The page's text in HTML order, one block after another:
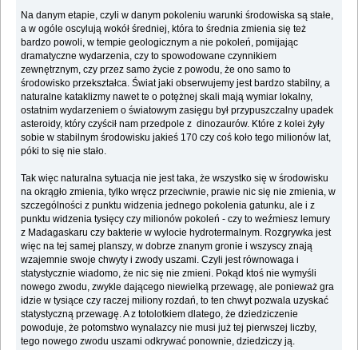
Na danym etapie, czyli w danym pokoleniu warunki środowiska są stałe,
a w ogóle oscylują wokół średniej, która to średnia zmienia się też
bardzo powoli, w tempie geologicznym a nie pokoleń, pomijając
dramatyczne wydarzenia, czy to spowodowane czynnikiem
zewnętrznym, czy przez samo życie z powodu, że ono samo to
środowisko przekształca. Świat jaki obserwujemy jest bardzo stabilny, a
naturalne kataklizmy nawet te o potężnej skali mają wymiar lokalny,
ostatnim wydarzeniem o światowym zasięgu był przypuszczalny upadek
asteroidy, który czyścił nam przedpole z dinozaurów. Które z kolei żyły
sobie w stabilnym środowisku jakieś 170 czy coś koło tego milionów lat,
póki to się nie stało.
Tak więc naturalna sytuacja nie jest taka, że wszystko się w środowisku
na okrągło zmienia, tylko wręcz przeciwnie, prawie nic się nie zmienia, w
szczególności z punktu widzenia jednego pokolenia gatunku, ale i z
punktu widzenia tysięcy czy milionów pokoleń - czy to weźmiesz lemury
z Madagaskaru czy bakterie w wylocie hydrotermalnym. Rozgrywka jest
więc na tej samej planszy, w dobrze znanym gronie i wszyscy znają
wzajemnie swoje chwyty i zwody uszami. Czyli jest równowaga i
statystycznie wiadomo, że nic się nie zmieni. Pokąd ktoś nie wymyśli
nowego zwodu, zwykle dającego niewielką przewagę, ale ponieważ gra
idzie w tysiące czy raczej miliony rozdań, to ten chwyt pozwala uzyskać
statystyczną przewagę. A z totolotkiem dlatego, że dziedziczenie
powoduje, że potomstwo wynalazcy nie musi już tej pierwszej liczby,
tego nowego zwodu uszami odkrywać ponownie, dziedziczy ją.